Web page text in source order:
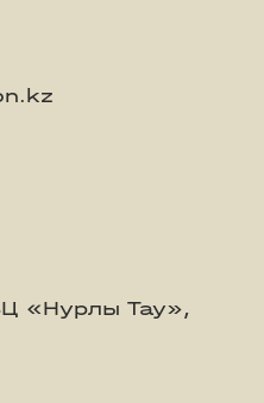
«Нурлы Тау»,